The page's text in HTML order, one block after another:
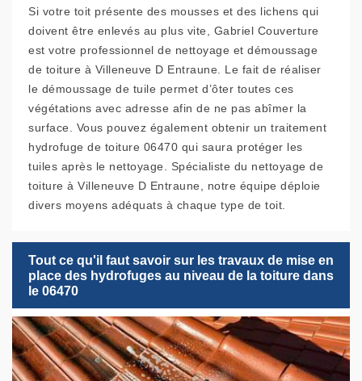
Si votre toit présente des mousses et des lichens qui
doivent être enlevés au plus vite, Gabriel Couverture
est votre professionnel de nettoyage et démoussage
de toiture à Villeneuve D Entraune. Le fait de réaliser
le démoussage de tuile permet d’ôter toutes ces
végétations avec adresse afin de ne pas abîmer la
surface. Vous pouvez également obtenir un traitement
hydrofuge de toiture 06470 qui saura protéger les
tuiles après le nettoyage. Spécialiste du nettoyage de
toiture à Villeneuve D Entraune, notre équipe déploie
divers moyens adéquats à chaque type de toit.
Tout ce qu'il faut savoir sur les travaux de mise en
place des hydrofuges au niveau de la toiture dans
le 06470